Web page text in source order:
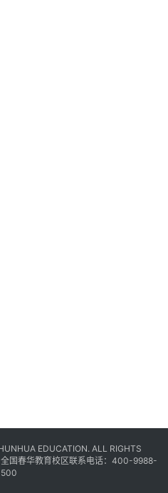
EDUCATION. ALL RIGHTS
国春华教育校区联系电话：400-9988-
500